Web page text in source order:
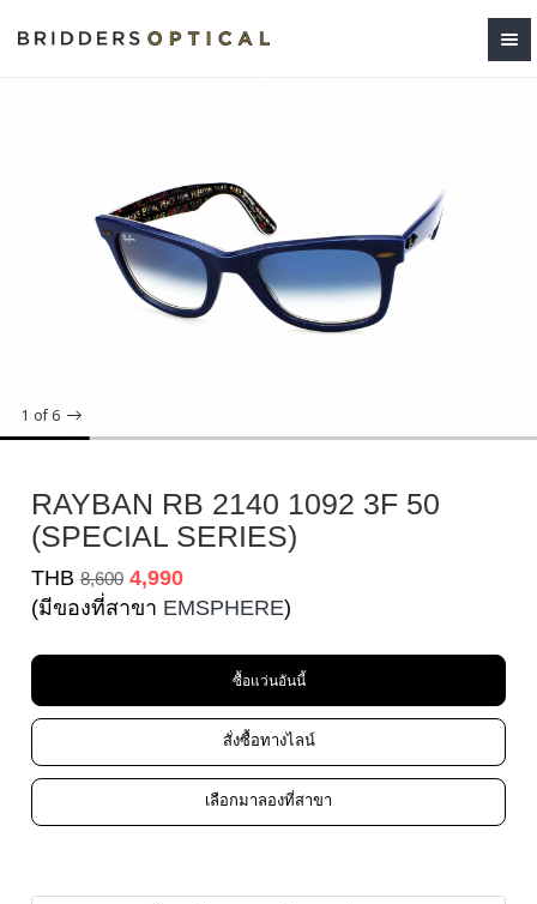
1 of 6
RAYBAN RB 2140 1092 3F 50
(SPECIAL SERIES)
THB 8,600 4,990
(มีของที่สาขา EMSPHERE)
ซื้อแว่นอันนี้
สั่งซื้อทางไลน์
เลือกมาลองที่สาขา